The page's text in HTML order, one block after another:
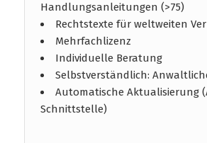
Handlungsanleitungen (>75)
Rechtstexte für weltweiten
Mehrfachlizenz
Individuelle Beratung
Selbstverständlich:
Automatische Aktualisierung
Schnittstelle)